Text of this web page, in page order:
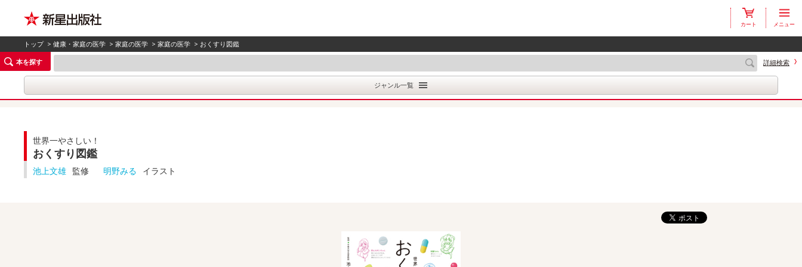
カート メニュー
トップ >健康・家庭の医学 >家庭の医学 >家庭の医学 > おくすり図鑑
本を探す
詳細検索
ジャンル一覧
世界一やさしい！
おくすり図鑑
池上文雄 監修 明野みる イラスト